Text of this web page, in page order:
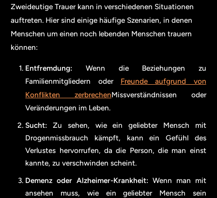
Zweideutige Trauer kann in verschiedenen Situationen
auftreten. Hier sind einige häufige Szenarien, in denen
Menschen um einen noch lebenden Menschen trauern
können:
Entfremdung: Wenn die Beziehungen zu
Familienmitgliedern oder Freunde aufgrund von
Konflikten zerbrechenMissverständnissen oder
Veränderungen im Leben.
Sucht: Zu sehen, wie ein geliebter Mensch mit
Drogenmissbrauch kämpft, kann ein Gefühl des
Verlustes hervorrufen, da die Person, die man einst
kannte, zu verschwinden scheint.
Demenz oder Alzheimer-Krankheit: Wenn man mit
ansehen muss, wie ein geliebter Mensch sein